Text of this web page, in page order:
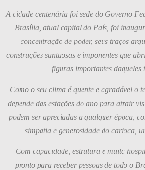
A cidade centenária foi sede do Governo
Brasília, atual capital do País, foi
concentração de poder, seus traços
construções suntuosas e imponentes que
figuras importantes daqueles
Como o seu clima é quente e agradável o
depende das estações do ano para atrair
podem ser apreciadas a qualquer época,
simpatia e generosidade do carioca,
Com capacidade, estrutura e muita
pronto para receber pessoas de todo o